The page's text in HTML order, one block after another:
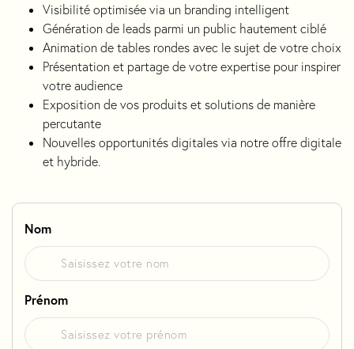
Visibilité optimisée via un branding intelligent
Génération de leads parmi un public hautement ciblé
Animation de tables rondes avec le sujet de votre choix
Présentation et partage de votre expertise pour inspirer
votre audience
Exposition de vos produits et solutions de manière
percutante
Nouvelles opportunités digitales via notre offre digitale
et hybride.
Nom
Prénom